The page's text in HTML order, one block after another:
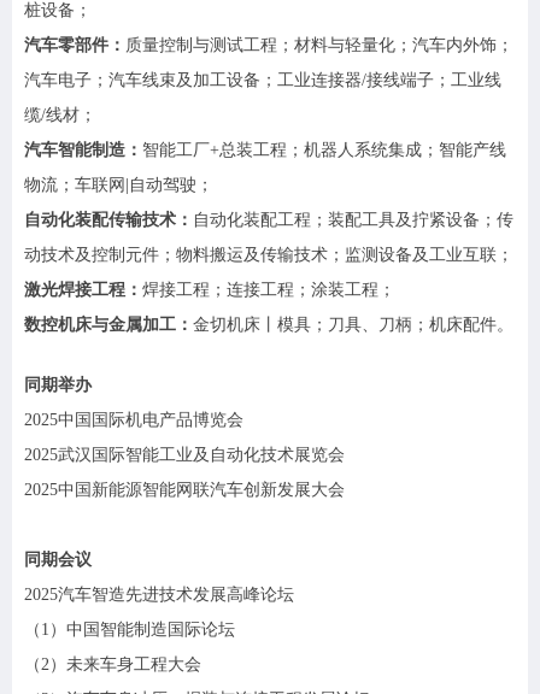
桩设备；
汽车零部件 ： 质量控制与测试工程；材料与轻量化；汽车内外饰；
汽车电子；汽车线束及加工设备；工业连接器/接线端子；工业线
缆/线材；
汽车智能制造 ： 智能工厂+总装工程；机器人系统集成；智能产线
物流；车联网|自动驾驶；
自动化装配传输技术 ： 自动化装配工程；装配工具及拧紧设备；传
动技术及控制元件；物料搬运及传输技术；监测设备及工业互联；
激光焊接工程 ： 焊接工程；连接工程；涂装工程；
数控机床与金属加工 ： 金切机床丨模具；刀具、刀柄；机床配件。
同期举办
2025中国国际机电产品博览会
2025武汉国际智能工业及自动化技术展览会
2025中国新能源智能网联汽车创新发展大会
同期会议
2025汽车智造先进技术发展高峰论坛
（ 1）中国智能制造国际论坛
（2）未来车身工程大会